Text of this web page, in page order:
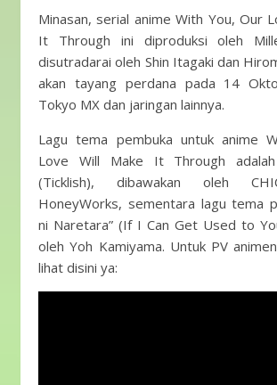
Minasan, serial anime With You, Our
It Through ini diproduksi oleh
disutradarai oleh Shin Itagaki dan
akan tayang perdana pada 14
Tokyo MX dan jaringan lainnya.
Lagu tema pembuka untuk anime
Love Will Make It Through adalah
(Ticklish), dibawakan oleh
HoneyWorks, sementara lagu tema
ni Naretara” (If I Can Get Used to
oleh Yoh Kamiyama. Untuk PV
lihat disini ya: